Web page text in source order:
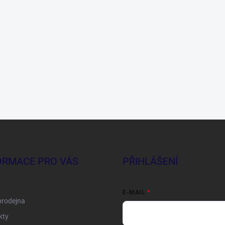
PRO VÁS PŘIHLÁŠENÍ
E-MAIL